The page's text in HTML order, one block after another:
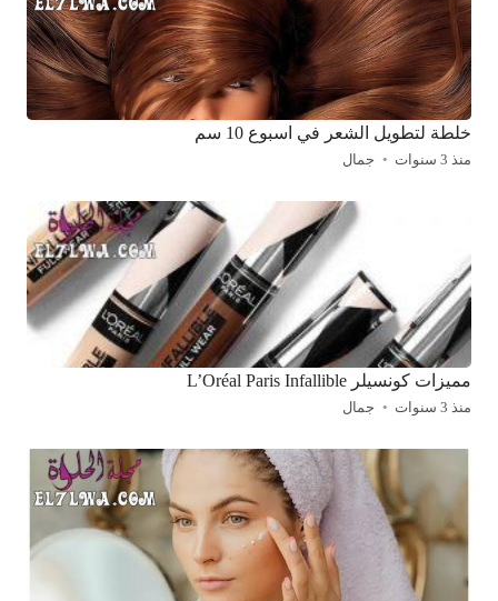
خلطة لتطويل الشعر في اسبوع 10 سم
منذ 3 سنوات جمال
مميزات كونسيلر L’Oréal Paris Infallible
منذ 3 سنوات جمال